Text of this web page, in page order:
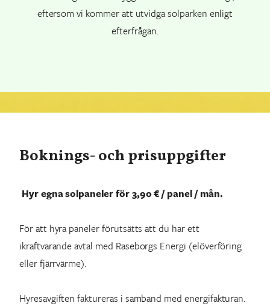
eftersom vi kommer att utvidga solparken enligt
efterfrågan.
Boknings- och prisuppgifter
Hyr egna solpaneler för 3,90 € / panel / mån.
För att hyra paneler förutsätts att du har ett
ikraftvarande avtal med Raseborgs Energi (elöverföring
eller fjärrvärme).
Hyresavgiften faktureras i samband med energifakturan.